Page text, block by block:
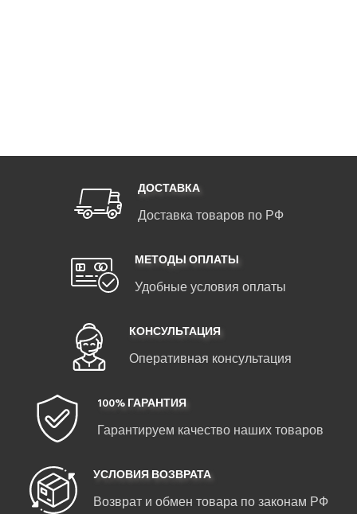
ДОСТАВКА
Доставка товаров по РФ
МЕТОДЫ ОПЛАТЫ
Удобные условия оплаты
КОНСУЛЬТАЦИЯ
Оперативная консультация
100% ГАРАНТИЯ
Гарантируем качество наших товаров
УСЛОВИЯ ВОЗВРАТА
Возврат и обмен товара по законам РФ